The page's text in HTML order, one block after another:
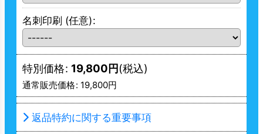
名刺印刷 (任意):
特別価格: 19,800円(税込)
通常販売価格: 19,800円
返品特約に関する重要事項